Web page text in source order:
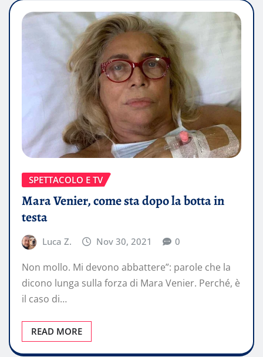
SPETTACOLO E TV
Mara Venier, come sta dopo la botta in
testa
Luca Z. Nov 30, 2021 0
Non mollo. Mi devono abbattere”: parole che la
dicono lunga sulla forza di Mara Venier. Perché, è
il caso di…
READ MORE